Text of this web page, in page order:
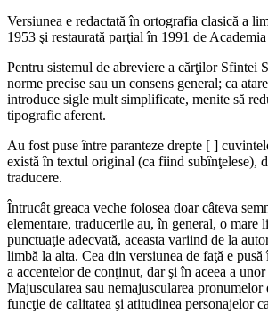
Versiunea e redactată în ortografia clasică a
1953 şi restaurată parţial în 1991 de
Pentru sistemul de abreviere a cărţilor Sfintei
norme precise sau un consens general; ca
introduce sigle mult simplificate, menite să
tipografic aferent.
Au fost puse între paranteze drepte [ ]
există în textul original (ca fiind subînţelese),
traducere.
Întrucât greaca veche folosea doar câteva
elementare, traducerile au, în general, o mare
punctuaţie adecvată, aceasta variind de la
limbă la alta. Cea din versiunea de faţă e
a accentelor de conţinut, dar şi în aceea a
Majuscularea sau nemajuscularea
funcţie de calitatea şi atitudinea personajelor